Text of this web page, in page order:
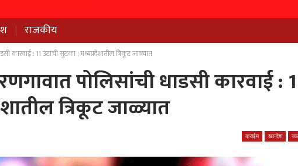
राजकीय
कारवाई : 11 उंटांची सुटका ; मध्यप्रदेशातील त्रिकूट जाळ्यात
पोलिसांची धाडसी कारवाई :
त्रिकूट जाळ्यात
क्राईम खान्देश